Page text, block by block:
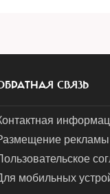
СВЯЗЬ
рекламы
мобильных